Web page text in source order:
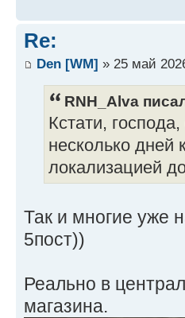
Re:
Den [WM] » 25 май
RNH_Alva
Кстати,
несколько дней
локализацией
Так и многие уже
5пост))
Реально в
магазина.